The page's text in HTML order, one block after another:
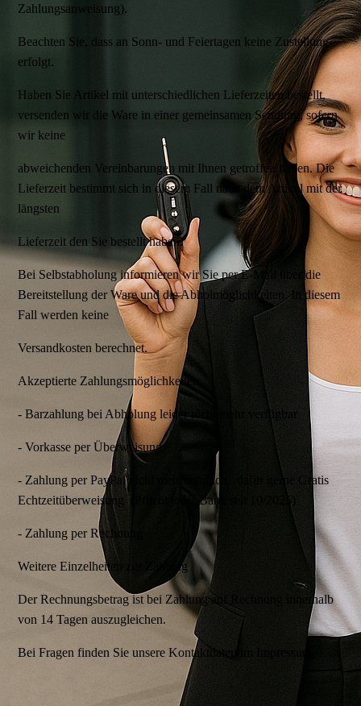
Zahlungsanweisung).
Beachten Sie, dass an Sonn- und Feiertagen keine Zustellung
erfolgt.
Haben Sie Artikel mit unterschiedlichen Lieferzeiten bestellt,
versenden wir die Ware in einer gemeinsamen Sendung, sofern
wir keine
abweichenden Vereinbarungen mit Ihnen getroffen haben. Die
Lieferzeit bestimmt sich in diesem Fall nach dem Artikel mit der
längsten
Lieferzeit den Sie bestellt haben.
Bei Selbstabholung informieren wir Sie per E-Mail über die
Bereitstellung der Ware und die Abholmöglichkeiten. In diesem
Fall werden keine
Versandkosten berechnet.
Akzeptierte Zahlungsmöglichkeiten
- Barzahlung bei Abholung leider nicht mehr verfügbar
- Vorkasse per Überweisung
- Zahlung per PayPal nicht mehr möglich, dafür gerne Gratis
Echtzeitüberweisung (Pflicht jeder Bank seit 10/2025)
- Zahlung per Rechnung
Weitere Einzelheiten zur Zahlung
Der Rechnungsbetrag ist bei Zahlung auf Rechnung innerhalb
von 14 Tagen auszugleichen.
Bei Fragen finden Sie unsere Kontaktdaten im Impressum.